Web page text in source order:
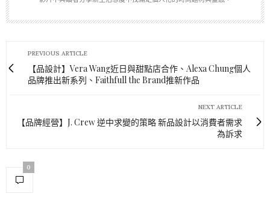
PREVIOUS ARTICLE
【品設計】Vera Wang近日與甜點店合作、Alexa Chung個人
品牌推出新系列、Faithfull the Brand推新作品
NEXT ARTICLE
【品牌經營】J. Crew 逆中求變的策略 新品設計以消費者需求
為訴求
0